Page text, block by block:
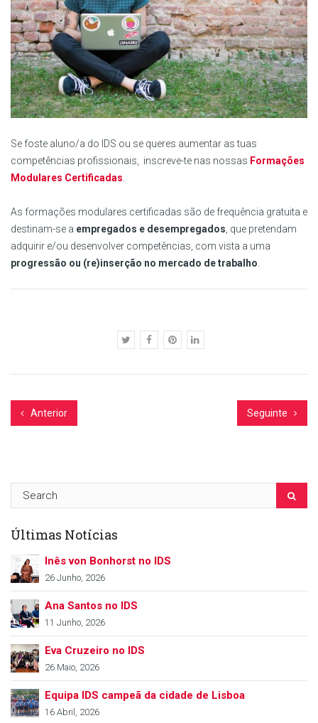
Se foste aluno/a do IDS ou se queres aumentar as tuas
competências profissionais, inscreve-te nas nossas Formações
Modulares Certificadas
As formações modulares certificadas são de frequência gratuita e
destinam-se a empregados e desempregados , que pretendam
adquirir e/ou desenvolver competências, com vista a uma
progressão ou (re)inserção no mercado de trabalho
Anterior Seguinte
Últimas Notícias
Inês von Bonhorst no IDS
26 Junho, 2026
Ana Santos no IDS
11 Junho, 2026
Eva Cruzeiro no IDS
26 Maio, 2026
Equipa IDS campeã da cidade de Lisboa
16 Abril, 2026